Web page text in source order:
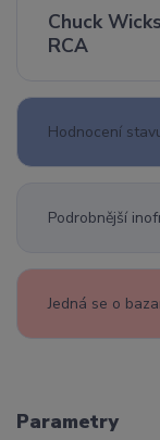
Chuck
RCA
Hodnocení
Podrobnější
Jedná se o
Parametry